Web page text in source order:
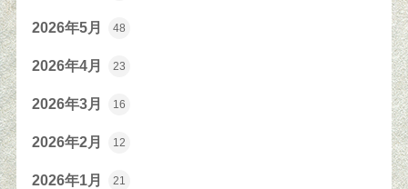
2026年5月 48
2026年4月 23
2026年3月 16
2026年2月 12
2026年1月 21